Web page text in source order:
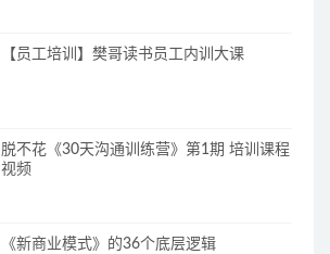
【员工培训】樊哥读书员工内训大课
脱不花《30天沟通训练营》第1期 培训课程
视频
《新商业模式》的36个底层逻辑